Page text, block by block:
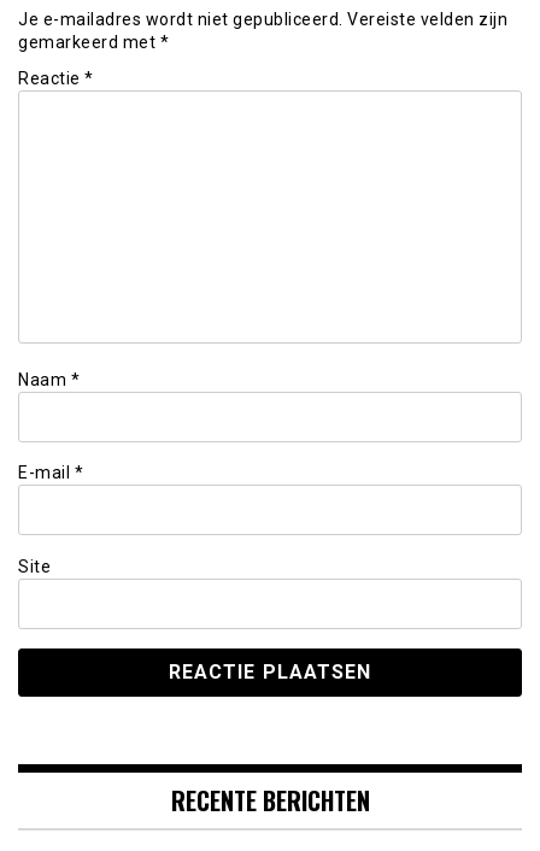
Je e-mailadres wordt niet gepubliceerd. Vereiste velden zijn
gemarkeerd met *
Reactie *
Naam *
E-mail *
Site
RECENTE BERICHTEN